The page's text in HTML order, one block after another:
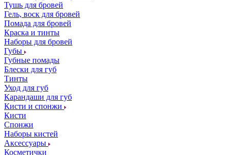
Тушь для бровей
Гель, воск для бровей
Помада для бровей
Краска и тинты
Наборы для бровей
Губы
Губные помады
Блески для губ
Тинты
Уход для губ
Карандаши для губ
Кисти и спонжи
Кисти
Спонжи
Наборы кистей
Аксессуары
Косметички